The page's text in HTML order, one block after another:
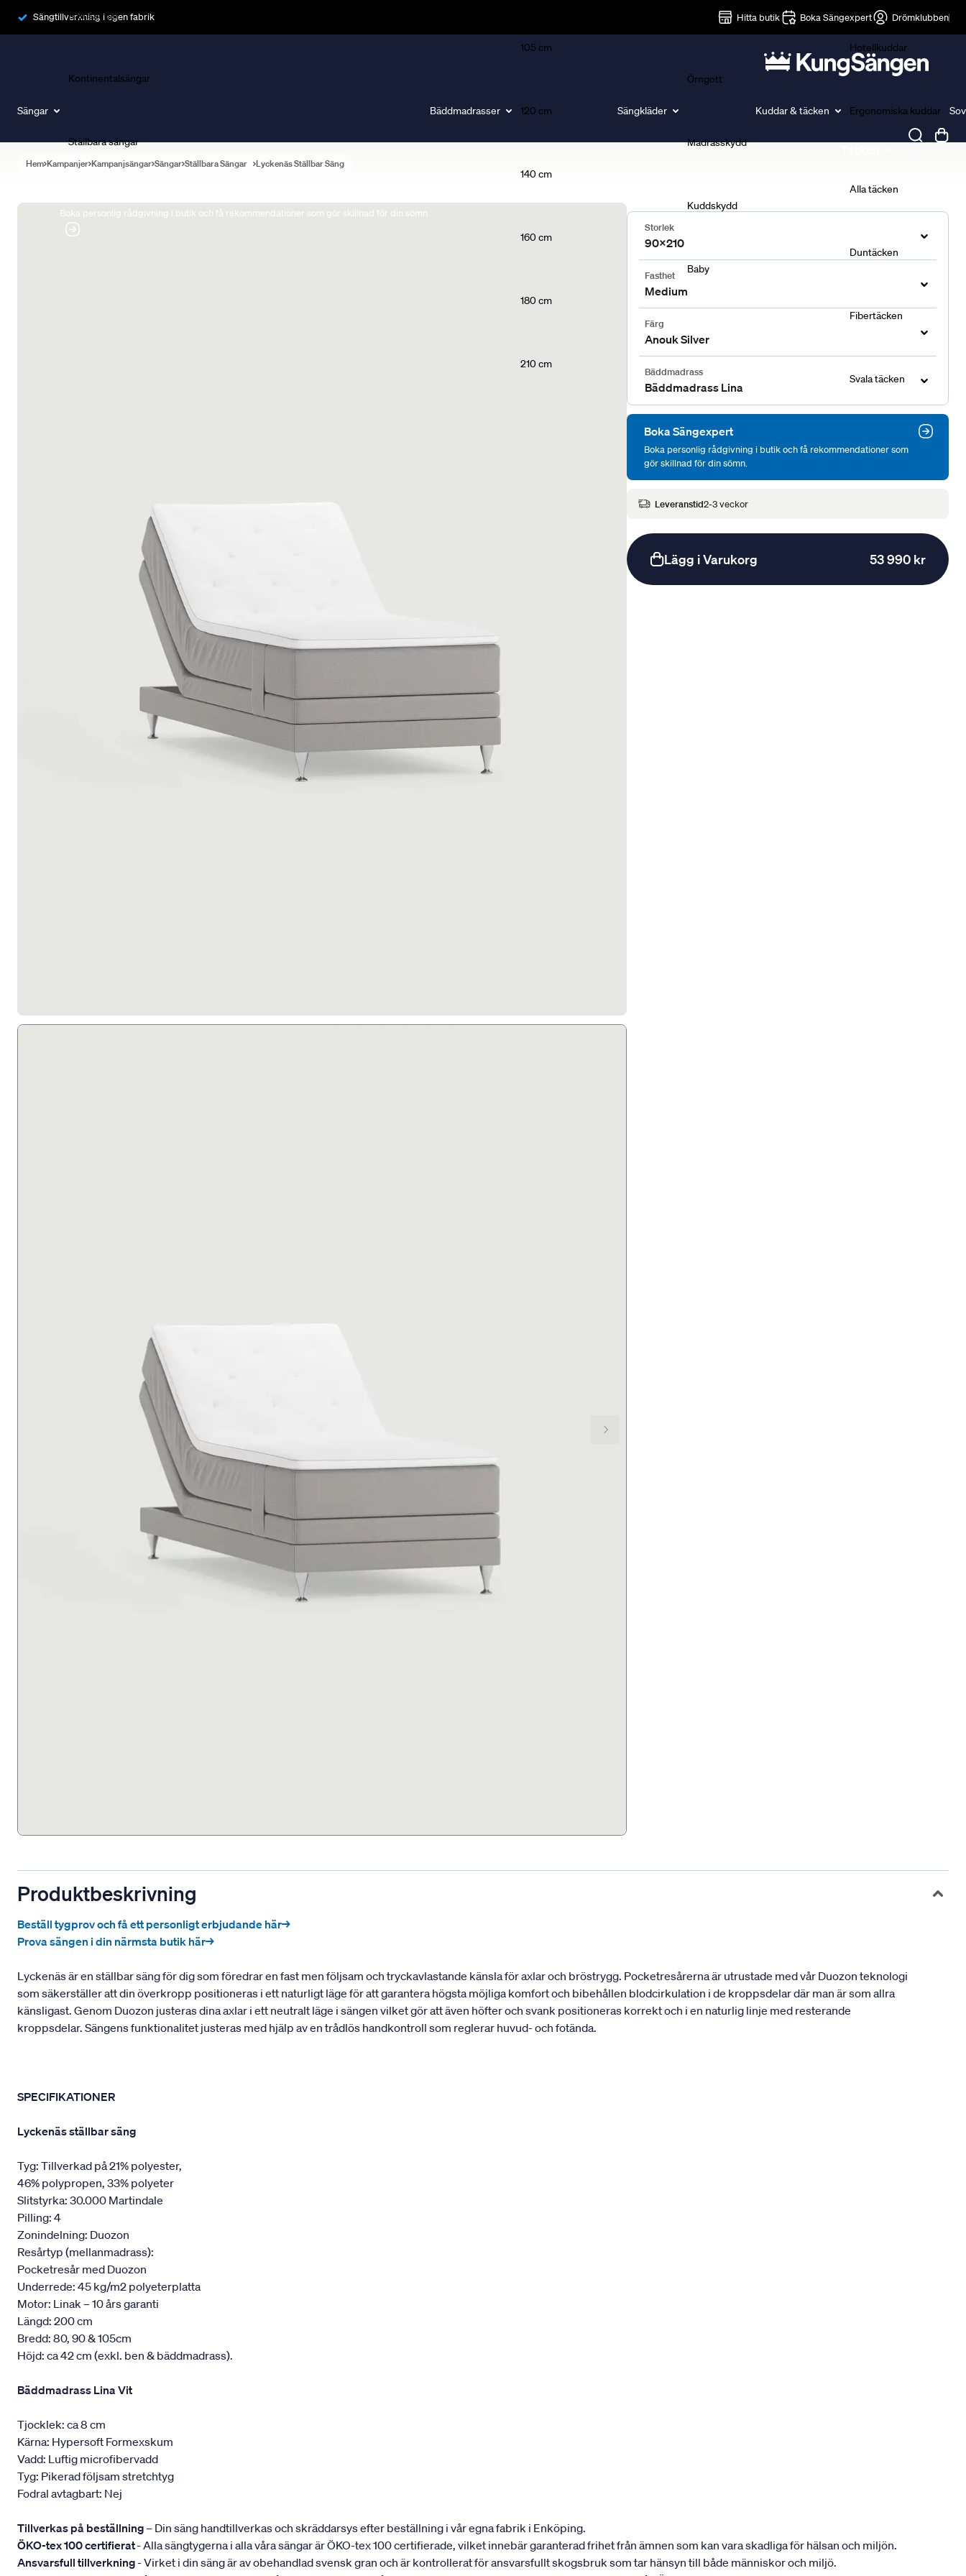
Sängtillverkning i egen fabrik Hitta butik Boka Sängexpert Drömklubben
Sängar
Ramsängar
Kontinentalsängar
Ställbara sängar
Boka personlig rådgivning i butik och få rekommendationer som gör skillnad för din sömn.
Bäddmadrasser
105 cm
120 cm
140 cm
160 cm
180 cm
210 cm
Sängkläder
Örngott
Madrasskydd
Kuddskydd
Baby
Kuddar & täcken
Hotellkuddar
Ergonomiska kuddar
Alla täcken
Duntäcken
Fibertäcken
Svala täcken
Hem Kampanjer Kampanjsängar Sängar Ställbara Sängar Lyckenäs Ställbar Säng
Storlek
90x210
Fasthet
Medium
Färg
Anouk Silver
Bäddmadrass
Bäddmadrass Lina
Boka Sängexpert
Boka personlig rådgivning i butik och få rekommendationer som
gör skillnad för din sömn.
Leveranstid2-3 veckor
Lägg i Varukorg 53 990 kr
Produktbeskrivning
Beställ tygprov och få ett personligt erbjudande här→
Prova sängen i din närmsta butik här→
Lyckenäs är en ställbar säng för dig som föredrar en fast men följsam och tryckavlastande känsla för axlar och bröstrygg. Pocketresårerna är utrustade med vår Duozon teknologi
som säkerställer att din överkropp positioneras i ett naturligt läge för att garantera högsta möjliga komfort och bibehållen blodcirkulation i de kroppsdelar där man är som allra
känsligast. Genom Duozon justeras dina axlar i ett neutralt läge i sängen vilket gör att även höfter och svank positioneras korrekt och i en naturlig linje med resterande
kroppsdelar. Sängens funktionalitet justeras med hjälp av en trådlös handkontroll som reglerar huvud- och fotända.
SPECIFIKATIONER
Lyckenäs ställbar säng
Tyg: Tillverkad på 21% polyester,
46% polypropen, 33% polyeter
Slitstyrka: 30.000 Martindale
Pilling: 4
Zonindelning: Duozon
Resårtyp (mellanmadrass):
Pocketresår med Duozon
Underrede: 45 kg/m2 polyeterplatta
Motor: Linak – 10 års garanti
Längd: 200 cm
Bredd: 80, 90 & 105cm
Höjd: ca 42 cm (exkl. ben & bäddmadrass).
Bäddmadrass Lina Vit
Tjocklek: ca 8 cm
Kärna: Hypersoft Formexskum
Vadd: Luftig microfibervadd
Tyg: Pikerad följsam stretchtyg
Fodral avtagbart: Nej
Tillverkas på beställning– Din säng handtillverkas och skräddarsys efter beställning i vår egna fabrik i Enköping.
ÖKO-tex 100 certifierat- Alla sängtygerna i alla våra sängar är ÖKO-tex 100 certifierade, vilket innebär garanterad frihet från ämnen som kan vara skadliga för hälsan och miljön.
Ansvarsfull tillverkning- Virket i din säng är av obehandlad svensk gran och är kontrollerat för ansvarsfullt skogsbruk som tar hänsyn till både människor och miljö.